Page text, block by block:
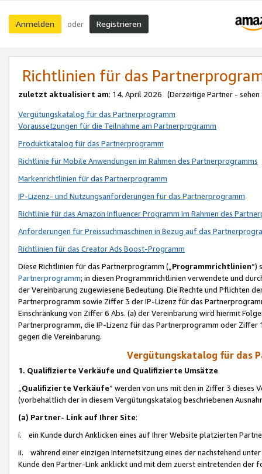
Anmelden oder Registrieren
Richtlinien für das
zuletzt aktualisiert am: 14. April 2026 (Derzeitige Partner - sehen
Vergütungskatalog für das Partnerprogramm
Voraussetzungen für die Teilnahme am Partnerprogramm
Produktkatalog für das Partnerprogramm
Richtlinie für Mobile Anwendungen im Rahmen des Partnerprogramms
Markenrichtlinien für das Partnerprogramm
IP-Lizenz- und Nutzungsanforderungen für das Partnerprogramm
Richtlinie für das Amazon Influencer Programm im Rahmen des
Anforderungen für Preissuchmaschinen in Bezug auf das
Richtlinien für das Creator Ads Boost-Programm
Diese Richtlinien für das Partnerprogramm („Programmrichtlinien“)
Partnerprogramm; in diesen Programmrichtlinien verwendete und
der Vereinbarung zugewiesene Bedeutung. Die Rechte und Pflichten
Partnerprogramm sowie Ziffer 3 der IP-Lizenz für das
Einschränkung von Ziffer 6 Abs. (a) der Vereinbarung wird hiermit
Partnerprogramm, die IP-Lizenz für das Partnerprogramm oder
gegen die Vereinbarung.
Vergütungskatalog für das
1. Qualifizierte Verkäufe und Qualifizierte Umsätze
Qualifizierte Verkäufe“ werden von uns mit den in Ziffer 3
(vorbehaltlich der in diesem Vergütungskatalog beschriebenen
(a) Partner- Link auf Ihrer Site:
i. ein Kunde durch Anklicken eines auf Ihrer Website platzierten
ii. während einer einzigen Internetsitzung eines der nachstehend
Kunde den Partner-Link anklickt und mit dem zuerst eintretenden der